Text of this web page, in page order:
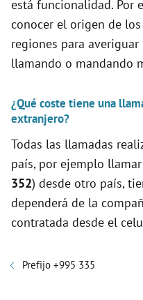
está funcionalidad. Por
conocer el origen de
regiones para
llamando o mandando
¿Qué coste tiene una
extranjero?
Todas las llamadas
país, por ejemplo
352) desde otro país,
dependerá de la
contratada desde el
Prefijo +995 335